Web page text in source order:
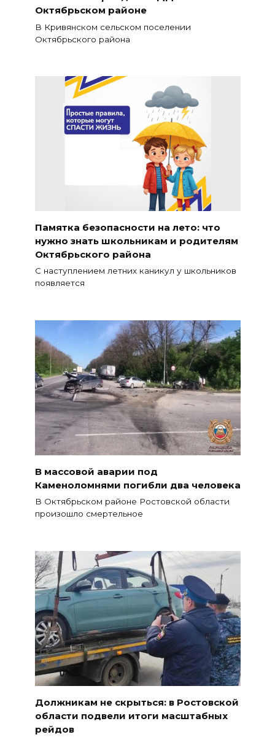
Октябрьском районе
В Кривянском сельском поселении
Октябрьского района
Памятка безопасности на лето: что
нужно знать школьникам и родителям
Октябрьского района
С наступлением летних каникул у школьников
появляется
В массовой аварии под
Каменоломнями погибли два человека
В Октябрьском районе Ростовской области
произошло смертельное
Должникам не скрыться: в Ростовской
области подвели итоги масштабных
рейдов